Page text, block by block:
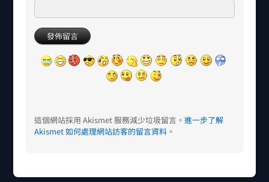
這個網站採用 Akismet 服務減少垃圾留言。進一步了解
Akismet 如何處理網站訪客的留言資料 。